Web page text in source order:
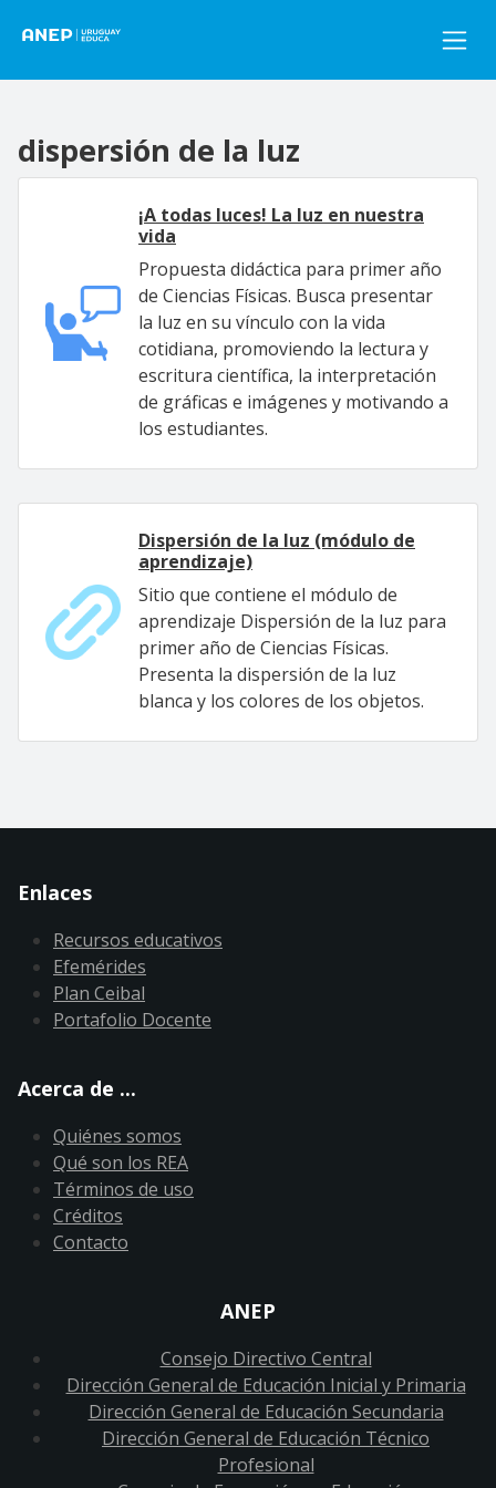
dispersión de la luz
¡A todas luces! La luz en nuestra
vida
Propuesta didáctica para primer año
de Ciencias Físicas. Busca presentar
la luz en su vínculo con la vida
cotidiana, promoviendo la lectura y
escritura científica, la interpretación
de gráficas e imágenes y motivando a
los estudiantes.
Dispersión de la luz (módulo de
aprendizaje)
Sitio que contiene el módulo de
aprendizaje Dispersión de la luz para
primer año de Ciencias Físicas.
Presenta la dispersión de la luz
blanca y los colores de los objetos.
Enlaces
Recursos educativos
Efemérides
Plan Ceibal
Portafolio Docente
Acerca de ...
Quiénes somos
Qué son los REA
Términos de uso
Créditos
Contacto
ANEP
Consejo Directivo Central
Dirección General de Educación Inicial y Primaria
Dirección General de Educación Secundaria
Dirección General de Educación Técnico
Profesional